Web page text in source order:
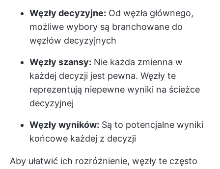
Węzły decyzyjne: Od węzła głównego,
możliwe wybory są branchowane do
węzłów decyzyjnych
Węzły szansy: Nie każda zmienna w
każdej decyzji jest pewna. Węzły te
reprezentują niepewne wyniki na ścieżce
decyzyjnej
Węzły wyników: Są to potencjalne wyniki
końcowe każdej z decyzji
Aby ułatwić ich rozróżnienie, węzły te często